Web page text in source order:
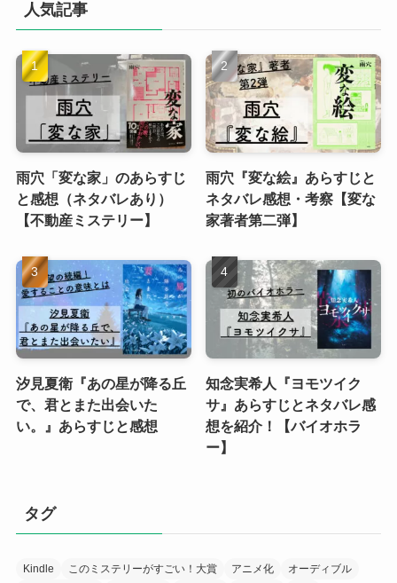
人気記事
雨穴「変な家」のあらすじ
と感想（ネタバレあり）
【不動産ミステリー】
雨穴『変な絵』あらすじと
ネタバレ感想・考察【変な
家著者第二弾】
汐見夏衛『あの星が降る丘
で、君とまた出会いた
い。』あらすじと感想
知念実希人『ヨモツイク
サ』あらすじとネタバレ感
想を紹介！【バイオホラ
ー】
タグ
Kindle このミステリーがすごい！大賞 アニメ化 オーディブル